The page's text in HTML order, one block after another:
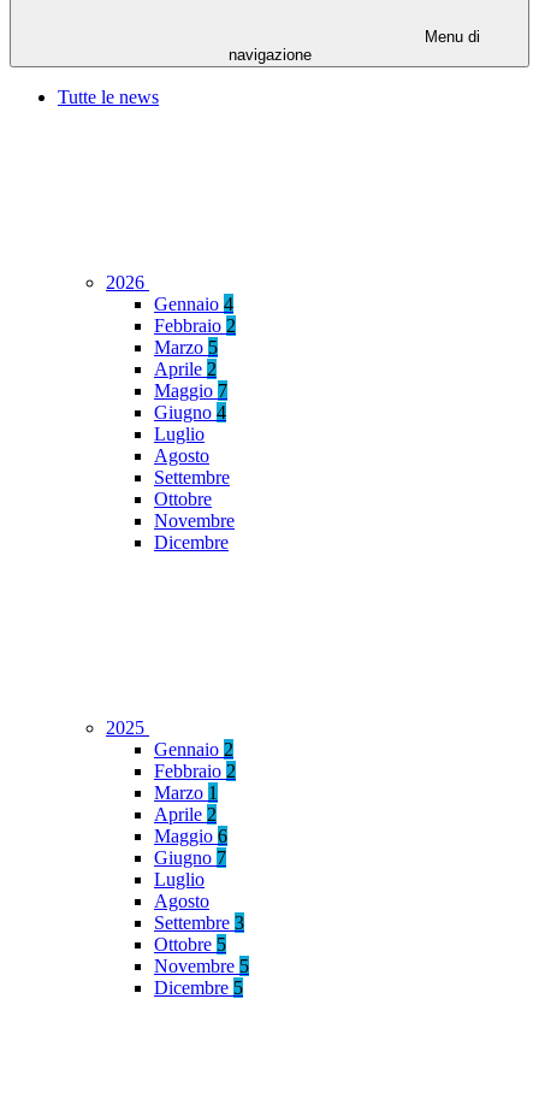
Menu di
navigazione
Tutte le news
2026
Gennaio 4
Febbraio 2
Marzo 5
Aprile 2
Maggio 7
Giugno 4
Luglio
Agosto
Settembre
Ottobre
Novembre
Dicembre
2025
Gennaio 2
Febbraio 2
Marzo 1
Aprile 2
Maggio 6
Giugno 7
Luglio
Agosto
Settembre 3
Ottobre 5
Novembre 5
Dicembre 5